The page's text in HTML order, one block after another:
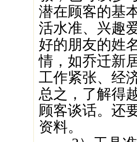
潜在顾客的基
活水准、兴趣
好的朋友的姓
情，如乔迁新
工作紧张、经
总之，了解得
顾客谈话。还
资料。